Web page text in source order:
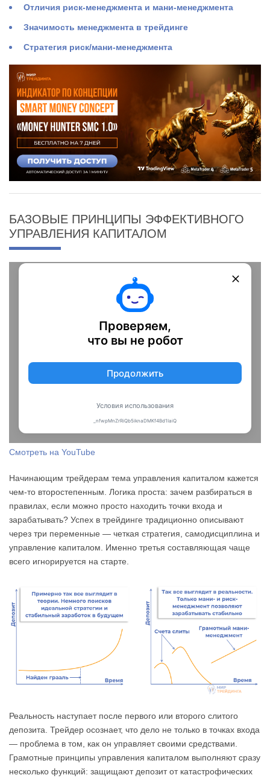
Отличия риск-менеджмента и мани-менеджмента
Значимость менеджмента в трейдинге
Стратегия риск/мани-менеджмента
БАЗОВЫЕ ПРИНЦИПЫ ЭФФЕКТИВНОГО
УПРАВЛЕНИЯ КАПИТАЛОМ
Смотреть на YouTube
Начинающим трейдерам тема управления капиталом кажется
чем-то второстепенным. Логика проста: зачем разбираться в
правилах, если можно просто находить точки входа и
зарабатывать? Успех в трейдинге традиционно описывают
через три переменные — четкая стратегия, самодисциплина и
управление капиталом. Именно третья составляющая чаще
всего игнорируется на старте.
Реальность наступает после первого или второго слитого
депозита. Трейдер осознает, что дело не только в точках входа
— проблема в том, как он управляет своими средствами.
Грамотные принципы управления капиталом выполняют сразу
несколько функций: защищают депозит от катастрофических